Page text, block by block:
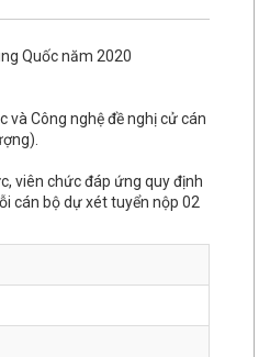
Quốc năm 2020
và Công nghệ đề nghị cử cán
viên chức đáp ứng quy định
cán bộ dự xét tuyển nộp 02